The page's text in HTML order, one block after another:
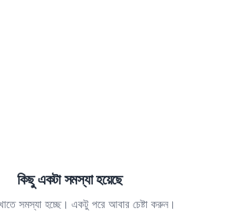
কিছু একটা সমস্যা হয়েছে
সমস্যা হচ্ছে। একটু পরে আবার চেষ্টা করুন।